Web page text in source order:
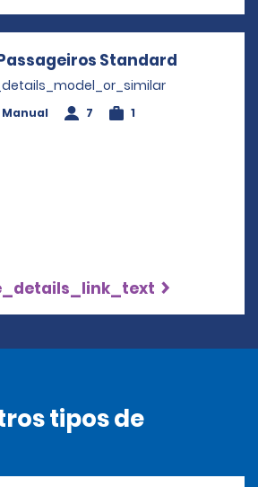
Standard
Manual 7 1
tipos de